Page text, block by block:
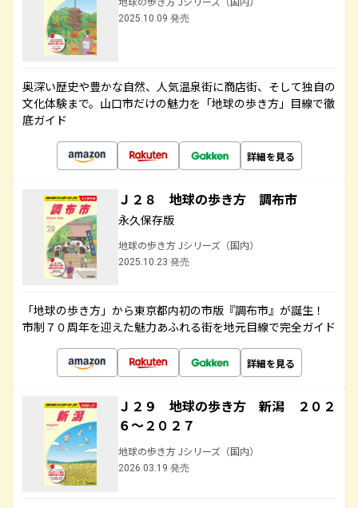
2025.10.09 発売
奥深い歴史や豊かな自然、人気温泉街に商店街、そして独自の
文化体験まで。山口市だけの魅力を「地球の歩き方」目線で徹
底ガイド
詳細を見る
Ｊ２８ 地球の歩き方 調布市
永久保存版
地球の歩き方 Jシリーズ（国内）
2025.10.23 発売
「地球の歩き方」から東京都内初の市版『調布市』が誕生！
市制７０周年を迎えた魅力あふれる街を地元目線で完全ガイド
詳細を見る
Ｊ２９ 地球の歩き方 新潟 ２０２
６～２０２７
地球の歩き方 Jシリーズ（国内）
2026.03.19 発売